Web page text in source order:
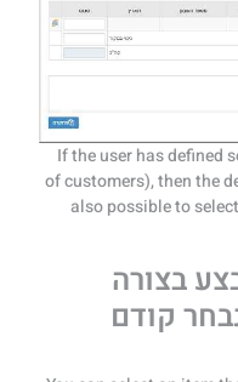
If the user has defined
of customers), then the
also possible to
בצורה
קודם